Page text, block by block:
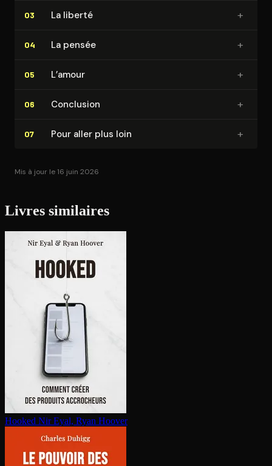
03 La liberté +
04 La pensée +
05 L’amour +
06 Conclusion +
07 Pour aller plus loin +
Mis à jour le 16 juin 2026
Livres similaires
Hooked Nir Eyal, Ryan Hoover